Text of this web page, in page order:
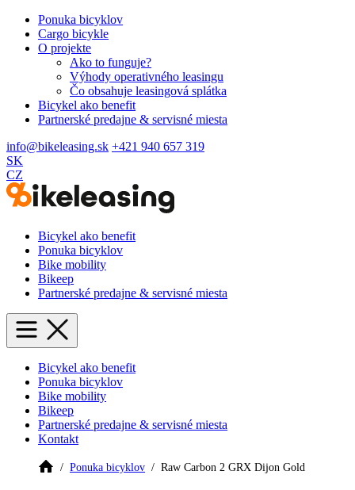
Ponuka bicyklov
Cargo bicykle
O projekte
Ako to funguje?
Výhody operativného leasingu
Čo obsahuje leasingová splátka
Bicykel ako benefit
Partnerské predajne & servisné miesta
info@bikeleasing.sk +421 940 657 319
SK
CZ
Bicykel ako benefit
Ponuka bicyklov
Bike mobility
Bikeep
Partnerské predajne & servisné miesta
Bicykel ako benefit
Ponuka bicyklov
Bike mobility
Bikeep
Partnerské predajne & servisné miesta
Kontakt
Ponuka bicyklov Raw Carbon 2 GRX Dijon Gold